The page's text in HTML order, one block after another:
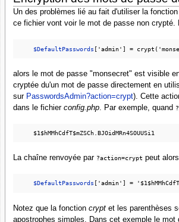
photographer/598374
photographer/598378
photographer/600028
600031
600032
photographer/600034
600036
600037
photographer/600039
600041
photographer/600042
photographer/600045
photographer/600046
600047
600048
photographer/600050
600051
600052
photographer/600053
600055
600057
photographer/600641
600644
600645
photographer/600646
602231
Un des problèmes lié au fait d'utiliser la
ce fichier vont voir le mot de passe non
$DefaultPasswords
alors le mot de passe "monsecret" est visible
cryptée du'un mot de passe directement en
sur PasswordsAdmin?action=crypt). Cette
dans le fichier config.php. Par exemple, quand
$1$hMMhCdfT$mZSCh.BJOidMRn4SOUUSi1
La chaîne renvoyée par ?action=crypt peut
$DefaultPasswords
Notez que la fonction cryptet les parenthèses
apostrophes simples. Dans cet exemple le mot